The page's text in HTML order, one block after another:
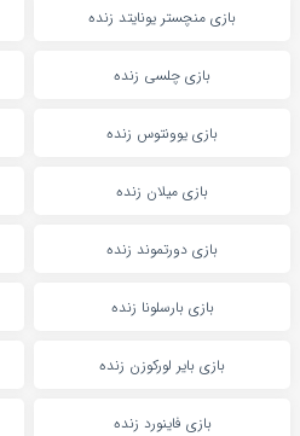
بازی منچستر یونایتد زنده
بازی چلسی زنده
بازی یوونتوس زنده
بازی میلان زنده
بازی دورتموند زنده
بازی بارسلونا زنده
بازی بایر لورکوزن زنده
بازی فاینورد زنده